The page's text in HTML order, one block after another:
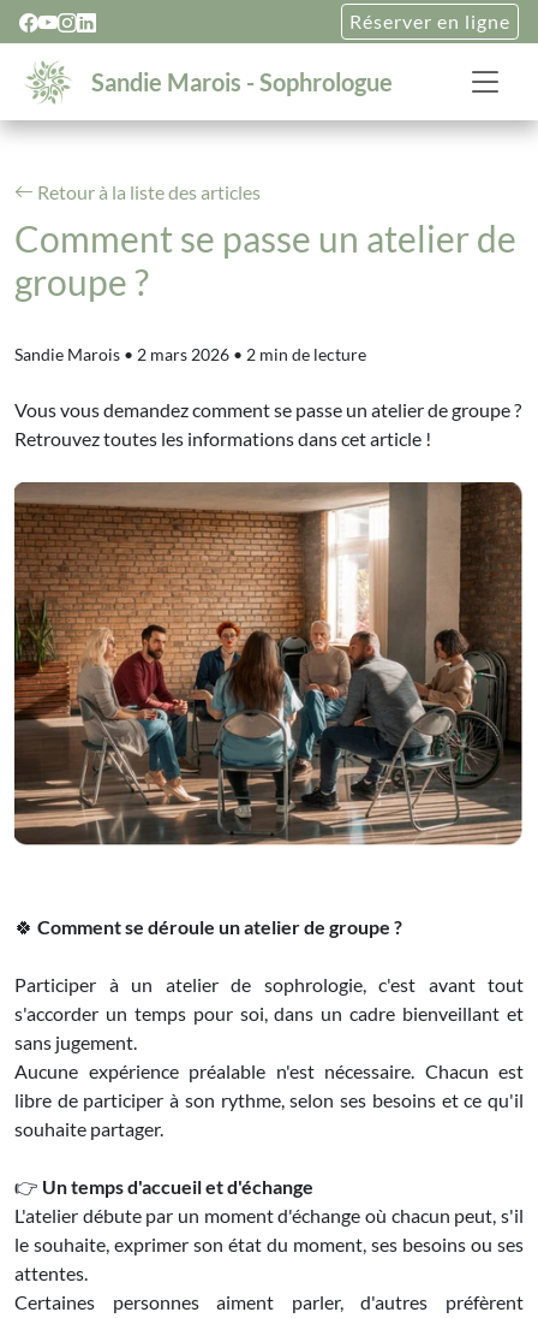
Réserver en ligne
Sandie Marois - Sophrologue
Retour à la liste des articles
Comment se passe un atelier de
groupe ?
Sandie Marois • 2 mars 2026 • 2 min de lecture
Vous vous demandez comment se passe un atelier de groupe ?
Retrouvez toutes les informations dans cet article !
🍀 Comment se déroule un atelier de groupe ?
Participer à un atelier de sophrologie, c'est avant tout
s'accorder un temps pour soi, dans un cadre bienveillant et
sans jugement.
Aucune expérience préalable n'est nécessaire. Chacun est
libre de participer à son rythme, selon ses besoins et ce qu'il
souhaite partager.
👉 Un temps d'accueil et d'échange
L'atelier débute par un moment d'échange où chacun peut, s'il
le souhaite, exprimer son état du moment, ses besoins ou ses
attentes.
Certaines personnes aiment parler, d'autres préfèrent